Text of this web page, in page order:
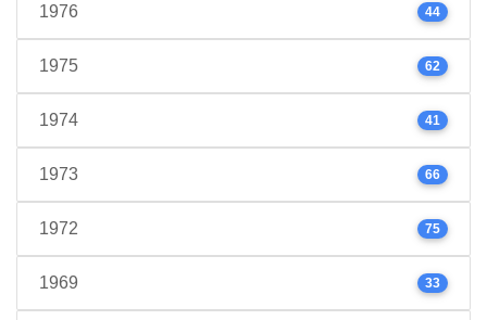
1976 44
1975 62
1974 41
1973 66
1972 75
1969 33